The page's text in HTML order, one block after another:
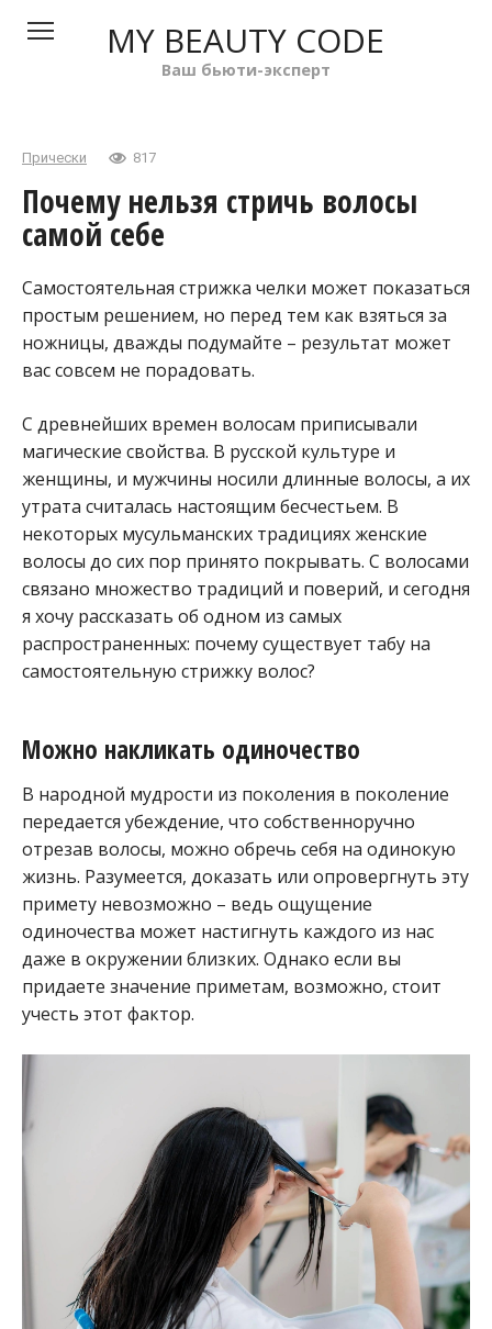
MY BEAUTY CODE
Ваш бьюти-эксперт
Прически 817
Почему нельзя стричь волосы
самой себе
Самостоятельная стрижка челки может показаться
простым решением, но перед тем как взяться за
ножницы, дважды подумайте – результат может
вас совсем не порадовать.
С древнейших времен волосам приписывали
магические свойства. В русской культуре и
женщины, и мужчины носили длинные волосы, а их
утрата считалась настоящим бесчестьем. В
некоторых мусульманских традициях женские
волосы до сих пор принято покрывать. С волосами
связано множество традиций и поверий, и сегодня
я хочу рассказать об одном из самых
распространенных: почему существует табу на
самостоятельную стрижку волос?
Можно накликать одиночество
В народной мудрости из поколения в поколение
передается убеждение, что собственноручно
отрезав волосы, можно обречь себя на одинокую
жизнь. Разумеется, доказать или опровергнуть эту
примету невозможно – ведь ощущение
одиночества может настигнуть каждого из нас
даже в окружении близких. Однако если вы
придаете значение приметам, возможно, стоит
учесть этот фактор.